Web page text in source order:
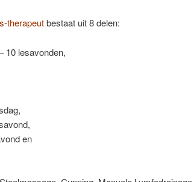
therapeutbestaat uit 8 delen:
10 lesavonden,
en